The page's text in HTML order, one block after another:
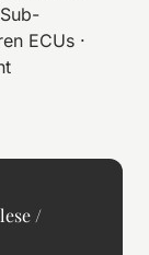
ECUs ·
/